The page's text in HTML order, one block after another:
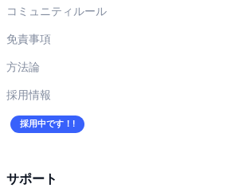
コミュニティルール
免責事項
方法論
採用情報
採用中です！!
サポート